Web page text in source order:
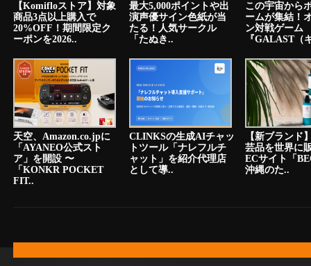
【Komifloストア】対象
商品3点以上購入で
20%OFF！期間限定ク
ーポンを2026..
最大5,000ポイントや出
演声優サイン色紙が当
たる！人気サークル
「たぬき..
この宇宙から
ームが集結！
ン対戦ゲーム
『GALAST（
天空、Amazon.co.jpに
「AYANEO公式スト
ア」を開設 〜
「KONKR POCKET
FIT..
CLINKSの生成AIチャッ
トツール「ナレフルチ
ャット」を紹介代理店
として導..
【新ブランド
芸品を世界に
ECサイト「
沖縄のた..